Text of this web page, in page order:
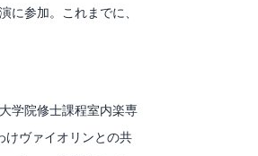
に参加。これまでに、
など、国内外の音楽祭
学院修士課程室内楽専
けヴァイオリンとの共